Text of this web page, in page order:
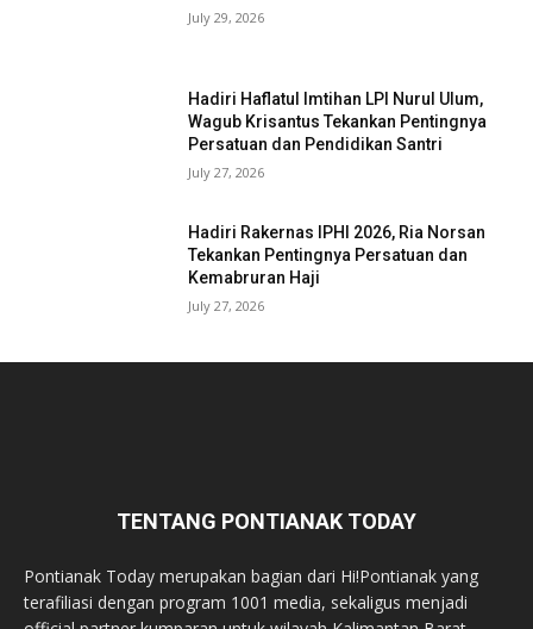
July 29, 2026
Hadiri Haflatul Imtihan LPI Nurul Ulum,
Wagub Krisantus Tekankan Pentingnya
Persatuan dan Pendidikan Santri
July 27, 2026
Hadiri Rakernas IPHI 2026, Ria Norsan
Tekankan Pentingnya Persatuan dan
Kemabruran Haji
July 27, 2026
TENTANG PONTIANAK TODAY
Pontianak Today merupakan bagian dari Hi!Pontianak yang
terafiliasi dengan program 1001 media, sekaligus menjadi